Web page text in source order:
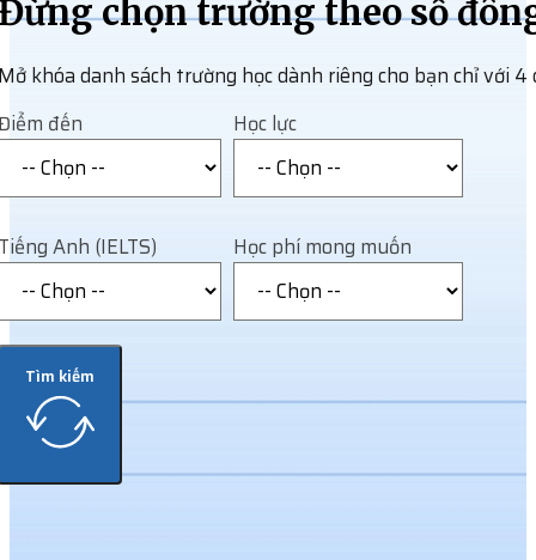
chọn trường theo số
khóa danh sách trường học dành riêng cho bạn chỉ với 4
đến
Học lực
Anh (IELTS) Học phí mong muốn
Tìm kiếm